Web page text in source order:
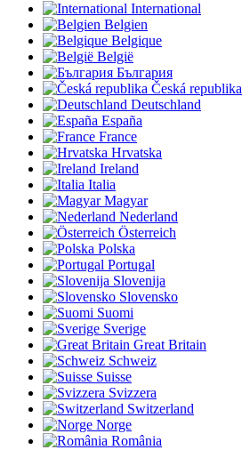
International
Belgien
Belgique
België
България
Česká republika
Deutschland
España
France
Hrvatska
Ireland
Italia
Magyar
Nederland
Österreich
Polska
Portugal
Slovenija
Slovensko
Suomi
Sverige
Great Britain
Schweiz
Suisse
Svizzera
Switzerland
Norge
România